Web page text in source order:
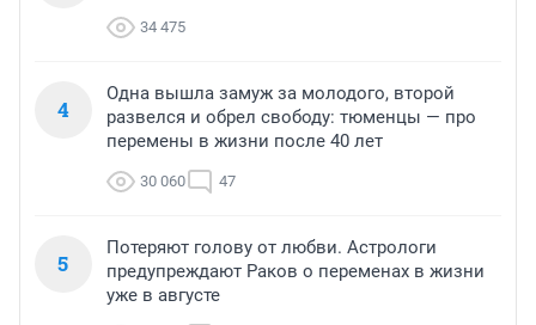
34 475
4
Одна вышла замуж за молодого, второй
развелся и обрел свободу: тюменцы — про
перемены в жизни после 40 лет
30 060 47
5
Потеряют голову от любви. Астрологи
предупреждают Раков о переменах в жизни
уже в августе